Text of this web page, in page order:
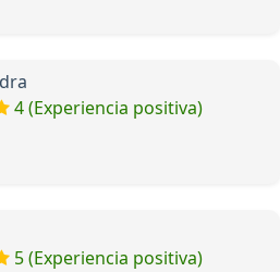
4 (Experiencia positiva)
5 (Experiencia positiva)